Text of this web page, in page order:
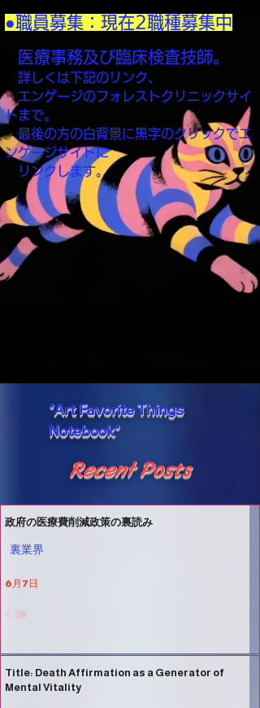
​●職員募集：現在2職種募集中
医療事務及び臨床検査技師。
詳しくは下記のリンク、
エンゲージのフォレストクリニックサイ
トまで。​​​
最後の方の白背景に黒字のクリックでエ
ンゲージサイトに
​ リンクします。
"Art Favorite Things
Notebook"
Recent Posts
政府の医療費削減政策の裏読み
裏業界
6月7日
Title: Death Affirmation as a Generator of
Mental Vitality